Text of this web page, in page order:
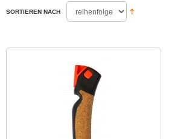
SORTIEREN NACH